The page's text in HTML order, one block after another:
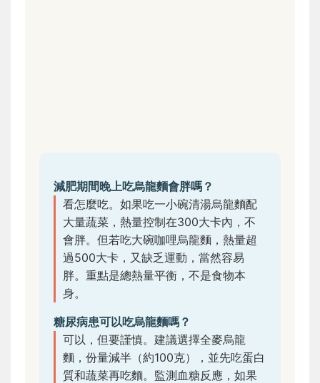
減肥期間晚上吃烏龍麵會胖嗎？
看怎麼吃。如果吃一小碗清湯烏龍麵配
大量蔬菜，熱量控制在300大卡內，不
會胖。但若吃大碗咖哩烏龍麵，熱量超
過500大卡，又缺乏運動，當然容易
胖。重點是總熱量平衡，不是食物本
身。
糖尿病患可以吃烏龍麵嗎？
可以，但要謹慎。建議選擇全麥烏龍
麵，份量減半（約100克），並先吃蛋白
質和蔬菜再吃麵。監測血糖反應，如果